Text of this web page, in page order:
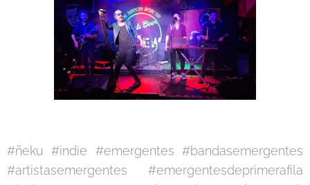
#ñeku #indie #emergentes #bandasemergentes
#artistasemergentes #emergentesdeprimerafila